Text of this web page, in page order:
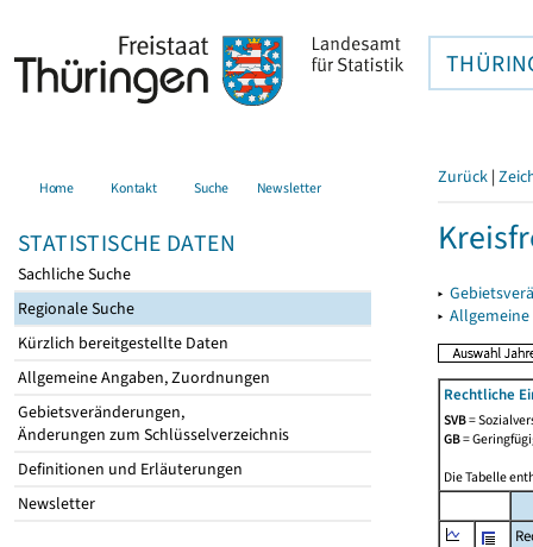
Home Kontakt Suche Newsletter
STATISTISCHE DATEN
Sachliche Suche
Regionale Suche
Kürzlich bereitgestellte Daten
Allgemeine Angaben, Zuordnungen
Gebietsveränderungen,
Änderungen zum Schlüsselverzeichnis
Definitionen und Erläuterungen
Newsletter
Zurück |
▸
▸
Rechtliche
SVB=
GB=
Die Tabelle